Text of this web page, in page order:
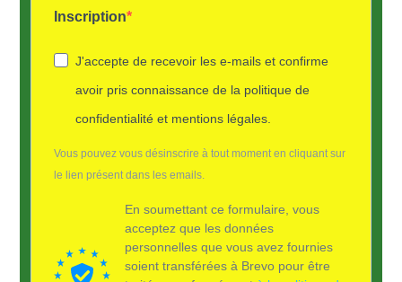
Inscription
J'accepte de recevoir les e-mails et confirme
avoir pris connaissance de la politique de
confidentialité et mentions légales.
Vous pouvez vous désinscrire à tout moment en cliquant sur
le lien présent dans les emails.
En soumettant ce formulaire, vous
acceptez que les données
personnelles que vous avez fournies
soient transférées à Brevo pour être